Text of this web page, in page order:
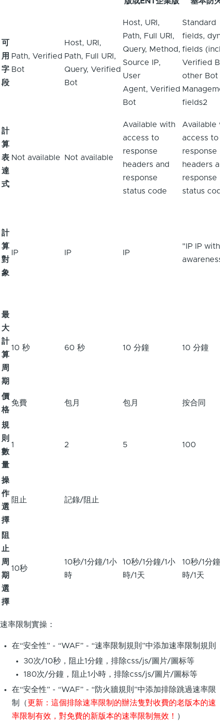
可
用
字
段
Path, Verified
Bot
Host, URI,
Path, Full URI,
Query, Verified
Bot
Host, URI,
Path, Full URI,
Query, Method,
Source IP,
User
Agent, Verified
Bot
Standard
fields,
fields
Verified
other Bot
fields2
計
算
表
達
式
Not available Not available
Available with
access to
response
headers and
response
status code
Available
access to
response
headers
response
status
計
算
對
象
IP IP IP
"IP IP
最
大
計
算
周
期
10 秒 60 秒 10 分鐘 10 分鐘
價
格
免費 包月 包月 按合同
規
則
數
量
1 2 5 100
操
作
選
擇
阻止 記錄/阻止
阻
止
周
期
選
擇
10秒
10秒/1分鐘/1小
時
10秒/1分鐘/1小
時/1天
10秒/1分
時/1天
速率限制實操：
在“安全性” - “WAF” - “速率限制規則”中添加速率限制規則
30次/10秒，阻止1分鐘，排除css/js/圖片/圖标等
180次/分鐘，阻止1小時，排除css/js/圖片/圖标等
在“安全性” - “WAF” - “防火牆規則”中添加排除跳過速率限
制（ 更新：這個排除速率限制的辦法隻對收費的老版本的速
率限制有效，對免費的新版本的速率限制無效！ ）